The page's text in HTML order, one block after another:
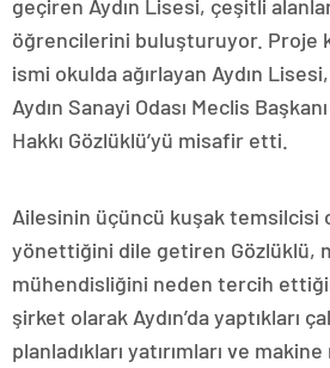
geçiren Aydın Lisesi, çeşitli
öğrencilerini buluşturuyor. Proje
ismi okulda ağırlayan Aydın
Aydın Sanayi Odası Meclis
Hakkı Gözlüklü’yü misafir etti.
Ailesinin üçüncü kuşak temsilcisi
yönettiğini dile getiren Gözlüklü,
mühendisliğini neden tercih
şirket olarak Aydın’da yaptıkları
planladıkları yatırımları ve